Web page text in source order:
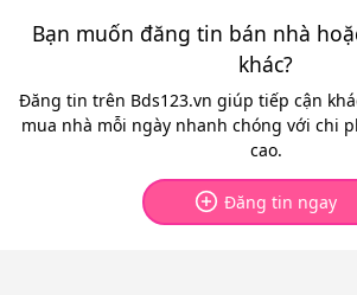
Bạn muốn đăng tin bán nhà
khác?
Đăng tin trên Bds123.vn giúp tiếp cận
mua nhà mỗi ngày nhanh chóng với chi
cao.
Đăng tin ngay